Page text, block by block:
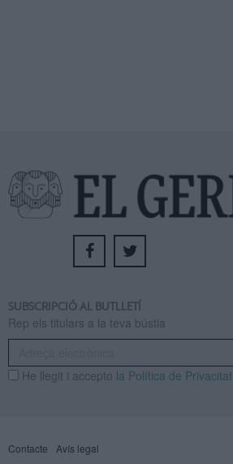
SUBSCRIPCIÓ AL BUTLLETÍ
Rep els titulars a la teva bústia
He llegit i accepto la Política de Privacitat
Contacte Avís legal